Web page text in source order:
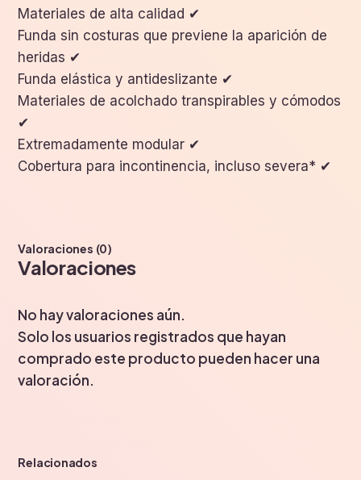
Materiales de alta calidad ✔
Funda sin costuras que previene la aparición de
heridas ✔
Funda elástica y antideslizante ✔
Materiales de acolchado transpirables y cómodos
✔
Extremadamente modular ✔
Cobertura para incontinencia, incluso severa* ✔
Valoraciones (0)
Valoraciones
No hay valoraciones aún.
Solo los usuarios registrados que hayan
comprado este producto pueden hacer una
valoración.
Relacionados